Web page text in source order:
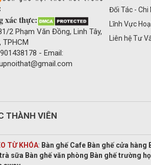
xác thực:
2 Phạm Văn Đồng, Linh Tây,
- Email:
Đối Tác - Chi
Lĩnh Vực
Liên hệ Tư
THÀNH VIÊN
TỪ KHÓA: Bàn ghế Cafe Bàn ghế cửa
sữa Bàn ghế văn phòng Bàn ghế trường